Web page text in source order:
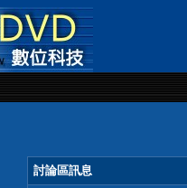
討論區訊息